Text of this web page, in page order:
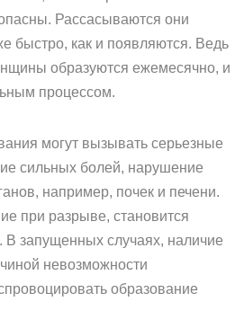
Рассасываются они
быстро, как и появляются. Ведь
образуются ежемесячно, и
процессом.
могут вызывать серьезные
сильных болей, нарушение
например, почек и печени.
при разрыве, становится
В запущенных случаях, наличие
невозможности
образование